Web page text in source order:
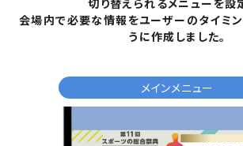
切り替えられるメニューを設
会場内で必要な情報をユーザーのタイミ
うに作成しました。
メインメニュー